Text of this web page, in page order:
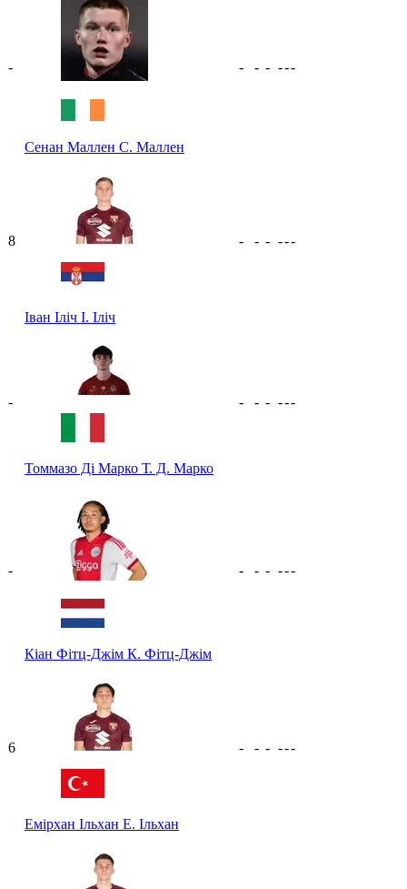
-
Сенан Маллен С. Маллен
- - - ---
8
Іван Іліч І. Іліч
- - - ---
-
Томмазо Ді Марко Т. Д. Марко
- - - ---
-
Кіан Фітц-Джім К. Фітц-Джім
- - - ---
6
Емірхан Ільхан Е. Ільхан
- - - ---